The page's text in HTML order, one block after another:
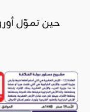
حين تموّل